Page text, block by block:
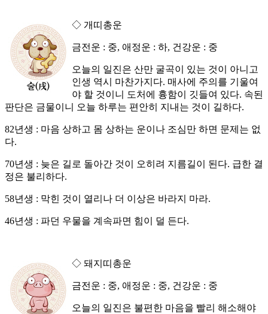
◇ 개띠총운
금전운 : 중, 애정운 : 하, 건강운 : 중
오늘의 일진은 산만 굴곡이 있는 것이 아니고
인생 역시 마찬가지다. 매사에 주의를 기울여
야 할 것이니 도처에 흉함이 깃들여 있다. 속된
판단은 금물이니 오늘 하루는 편안히 지내는 것이 길하다.
82년생 : 마음 상하고 몸 상하는 운이나 조심만 하면 문제는 없
다.
70년생 : 늦은 길로 돌아간 것이 오히려 지름길이 된다. 급한 결
정은 불리하다.
58년생 : 막힌 것이 열리나 더 이상은 바라지 마라.
46년생 : 파던 우물을 계속파면 힘이 덜 든다.
◇ 돼지띠총운
금전운 : 중, 애정운 : 중, 건강운 : 중
오늘의 일진은 불편한 마음을 빨리 해소해야